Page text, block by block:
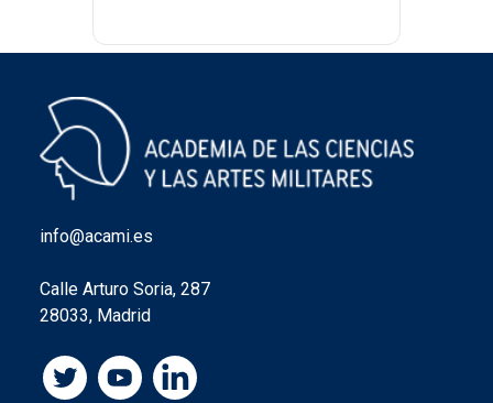
info@acami.es
Calle Arturo Soria, 287
28033, Madrid